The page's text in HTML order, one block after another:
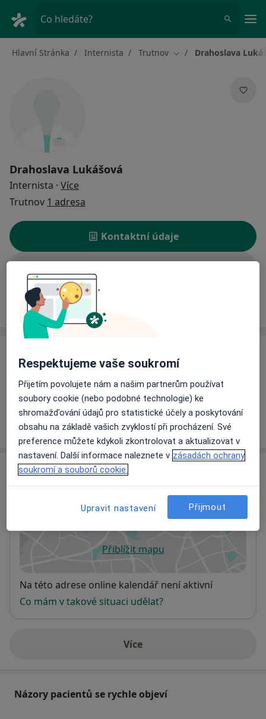
Co hledáte?
Hlavní Stránka Internista Trutnov Změna města
Drahoslava
Drahoslava Lukášová
Internista · Více
Trutnov 1 adresa
Kontaktní údaje
Ceník Adresy
Ceník
Informace o službách a cenách nejsou k dispozici
Tento specialista ještě nepřidával žádné informace o
svých službách.
Adresa
Přiblížit mapuse otevře v nové záložce
Dostupnost
Na této adrese online kalendář není aktivní
Co mám v takové situaci udělat?
Víceo adrese
Názory pacientů se rychle objeví
Respektujeme vaše soukromí
Přijetím povolujete nám a našim partnerům používat
soubory cookie (nebo podobné technologie) ke
shromažďování údajů pro statistické účely a poskytování
obsahu na základě vašich zvyklostí při procházení. Své
preference můžete kdykoli zkontrolovat a aktualizovat v
nastavení. Další informace naleznete v zásadách ochrany
soukromí a souborů cookie.
Upravit nastavení Přijmout